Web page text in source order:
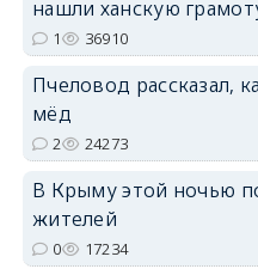
нашли ханскую
1 36910
Пчеловод рассказал,
мёд
2 24273
В Крыму этой ночью
жителей
0 17234